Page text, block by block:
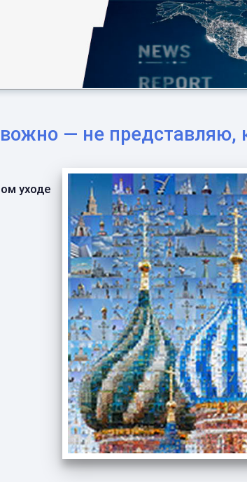
— не представляю,
уходе